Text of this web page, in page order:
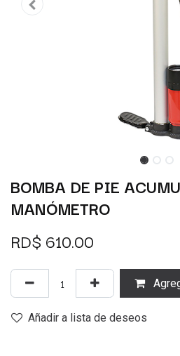
BOMBA DE PIE
MANÓMETRO
RD$ 610.00
Añadir a lista de deseos